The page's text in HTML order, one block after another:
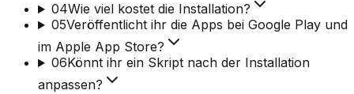
04Wie viel kostet die Installation?
05Veröffentlicht ihr die Apps bei Google Play und
im Apple App Store?
06Könnt ihr ein Skript nach der Installation
anpassen?